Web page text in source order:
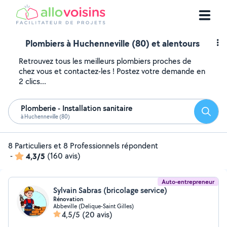
Plombiers à Huchenneville (80) et alentours
Retrouvez tous les meilleurs plombiers proches de
chez vous et contactez-les ! Postez votre demande en
2 clics...
Plomberie - Installation sanitaire
à Huchenneville (80)
8 Particuliers et 8 Professionnels répondent
-
4,3/5 (160 avis)
Auto-entrepreneur
Sylvain Sabras (bricolage service)
Rénovation
Abbeville (Delique-Saint Gilles)
4,5/5 (20 avis)